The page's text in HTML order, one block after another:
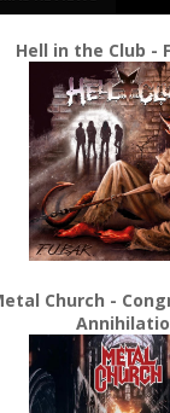
Hell in the Club -
Church -